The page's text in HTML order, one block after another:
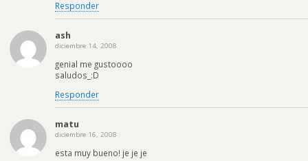
Responder
ash
diciembre 14, 2008
genial me gustoooo
saludos_:D
Responder
matu
diciembre 16, 2008
esta muy bueno! je je je